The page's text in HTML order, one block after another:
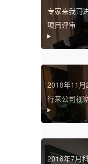
专家来我司
项目评审
2018年11
行来公司视
2018年7月